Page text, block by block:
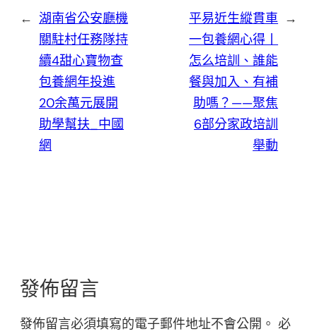
← 湖南省公安廳機
關駐村任務隊持
續4甜心寶物查
包養網年投進
20余萬元展開
助學幫扶_中國
網
→
平易近生縱貫車
一包養網心得丨
怎么培訓、誰能
餐與加入、有補
助嗎？——聚焦
6部分家政培訓
舉動
發佈留言
發佈留言必須填寫的電子郵件地址不會公開。 必